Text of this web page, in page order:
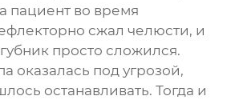
пациент во время
сжал челюсти, и
просто сложился.
оказалась под угрозой,
останавливать. Тогда и